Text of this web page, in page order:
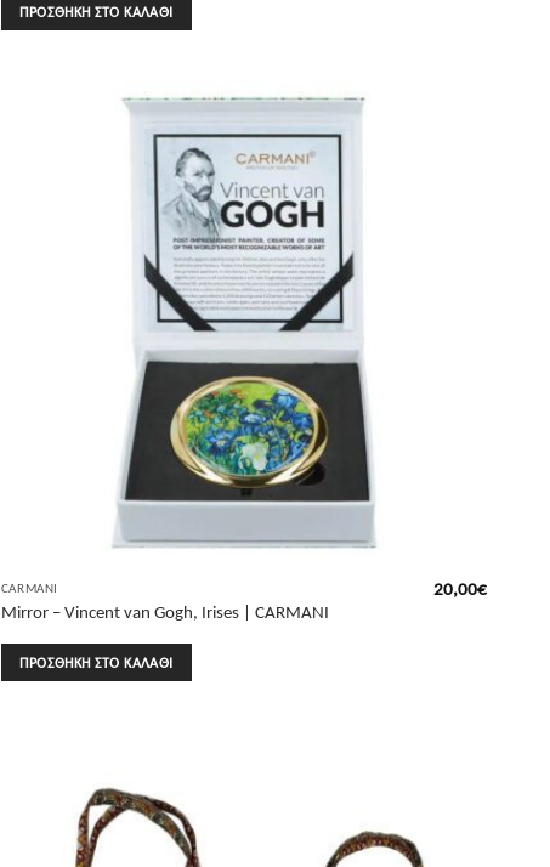
ΠΡΟΣΘΉΚΗ ΣΤΟ ΚΑΛΆΘΙ
CARMANI
Mirror – Vincent van Gogh, Irises | CARMANI
20,00€
ΠΡΟΣΘΉΚΗ ΣΤΟ ΚΑΛΆΘΙ